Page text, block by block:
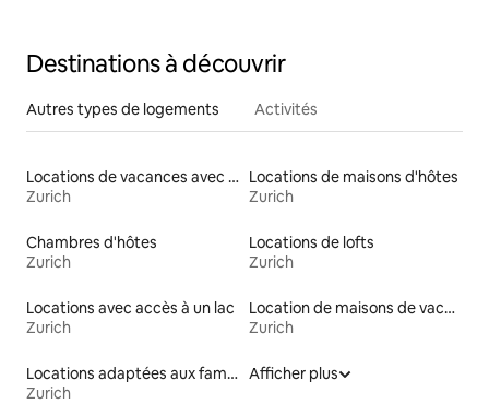
Destinations à découvrir
Autres types de logements Activités
Locations de vacances avec piscine
Zurich
Locations de maisons d'hôtes
Zurich
Chambres d'hôtes
Zurich
Locations de lofts
Zurich
Locations avec accès à un lac
Zurich
Location de maisons de vacances
Zurich
Locations adaptées aux familles
Zurich
Afficher plus